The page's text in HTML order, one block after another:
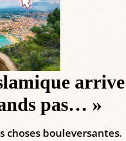
arrive
pas… »
choses bouleversantes.